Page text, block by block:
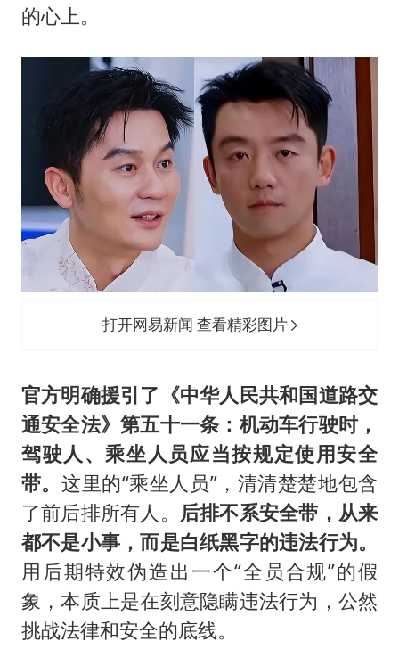
的心上。
打开网易新闻 查看精彩图片
官方明确援引了《中华人民共和国道路交
通安全法》第五十一条：机动车行驶时，
驾驶人、乘坐人员应当按规定使用安全
带。这里的“乘坐人员”，清清楚楚地包含
了前后排所有人。 后排不系安全带，从来
都不是小事，而是白纸黑字的违法行为。
用后期特效伪造出一个“全员合规”的假
象，本质上是在刻意隐瞒违法行为，公然
挑战法律和安全的底线。